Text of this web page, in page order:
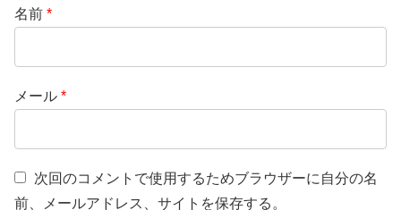
名前 *
メール *
次回のコメントで使用するためブラウザーに自分の名
前、メールアドレス、サイトを保存する。